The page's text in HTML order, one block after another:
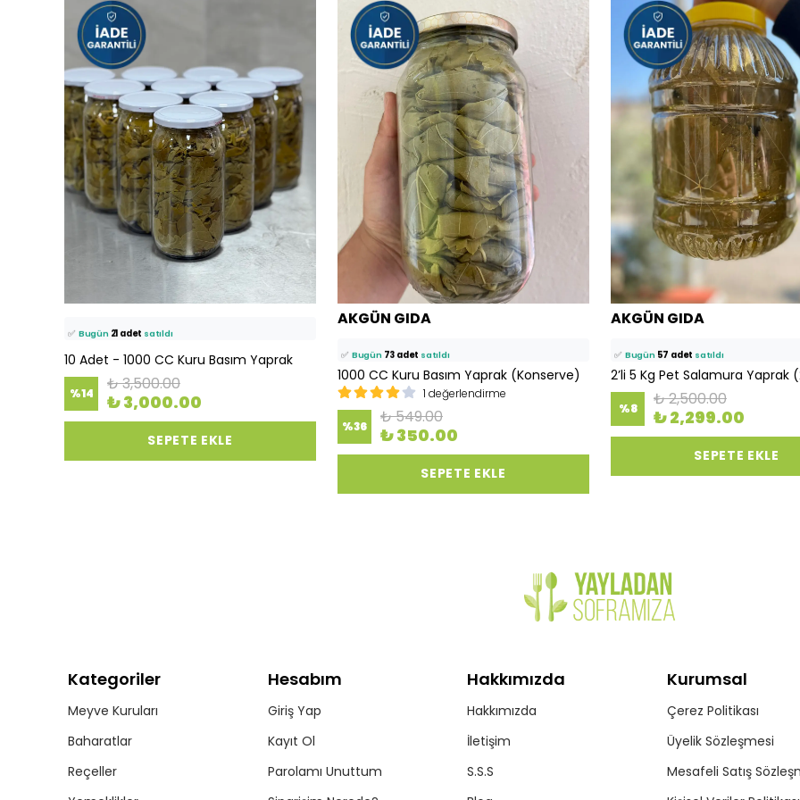
favoriledi!
🛒 80 kişisepetine ekledi!
✅ Bugün 21 adet satıldı
10 Adet - 1000 CC Kuru Basım Yaprak
%14 ₺ 3,500.00
₺ 3,000.00
SEPETE EKLE
AKGÜN GIDA
⭐️ Bu ürünü1899 kişifavoriledi!
🛒 115 kişi sepetine ekledi!
✅ Bugün 73 adet satıldı
1000 CC Kuru Basım Yaprak (Konserve)
1 değerlendirme
%36 ₺ 549.00
₺ 350.00
SEPETE EKLE
AKGÜN GIDA
⭐️ Bu ürünü1945 kişifavoriledi!
🛒 116 kişi sepetine ekledi!
✅ Bugün 57 adet satıldı
2’li 5 Kg Pet Salamura Yaprak
%8 ₺ 2,500.00
₺ 2,299.00
SEPETE EKLE
Kategoriler
Meyve Kuruları
Baharatlar
Reçeller
Hesabım
Giriş Yap
Kayıt Ol
Parolamı Unuttum
Hakkımızda
Hakkımızda
İletişim
S.S.S
Kurumsal
Çerez Politikası
Üyelik Sözleşmesi
Mesafeli Satış